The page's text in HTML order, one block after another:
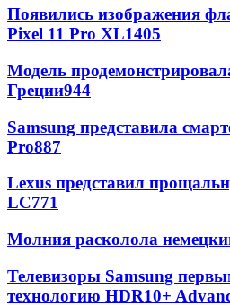
Появились изображения
Pixel 11 Pro XL1405
Модель
Греции944
Samsung представила
Pro887
Lexus представил
LC771
Молния расколола
Телевизоры Samsung
технологию HDR10+